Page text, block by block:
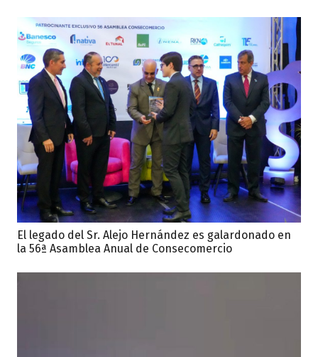
El legado del Sr. Alejo Hernández es galardonado en
la 56ª Asamblea Anual de Consecomercio